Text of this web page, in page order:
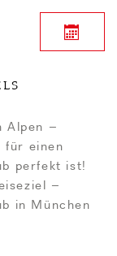
Alpen –
für einen
perfekt ist!
–
in München